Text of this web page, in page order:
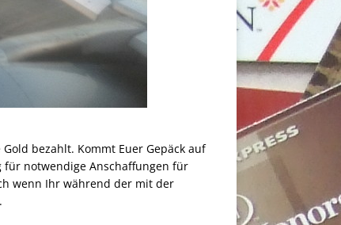
bezahlt. Kommt Euer Gepäck auf
für notwendige Anschaffungen für
wenn Ihr während der mit der